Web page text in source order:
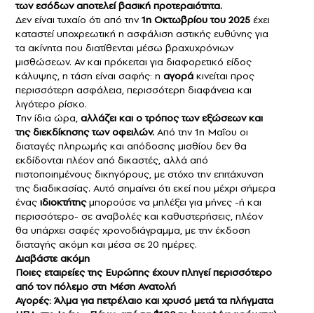
των εσόδων αποτελεί βασική προτεραιότητα.
Δεν είναι τυχαίο ότι από την1η Οκτωβρίου του 2025 έχει
καταστεί υποχρεωτική η ασφάλιση αστικής ευθύνης για
τα ακίνητα που διατίθενται μέσω βραχυχρόνιων
μισθώσεων. Αν και πρόκειται για διαφορετικό είδος
κάλυψης, η τάση είναι σαφής: η αγορά κινείται προς
περισσότερη ασφάλεια, περισσότερη διαφάνεια και
λιγότερο ρίσκο.
Την ίδια ώρα, αλλάζει και ο τρόπος των εξώσεων και
της διεκδίκησης των οφειλών. Από την 1η Μαΐου οι
διαταγές πληρωμής και απόδοσης μισθίου δεν θα
εκδίδονται πλέον από δικαστές, αλλά από
πιστοποιημένους δικηγόρους, με στόχο την επιτάχυνση
της διαδικασίας. Αυτό σημαίνει ότι εκεί που μέχρι σήμερα
ένας ιδιοκτήτηςμπορούσε να μπλέξει για μήνες -ή και
περισσότερο- σε αναβολές και καθυστερήσεις, πλέον
θα υπάρχει σαφές χρονοδιάγραμμα, με την έκδοση
διαταγής ακόμη και μέσα σε 20 ημέρες.
Διαβάστε ακόμη
Ποιες εταιρείες της Ευρώπης έχουν πληγεί περισσότερο
από τον πόλεμο στη Μέση Ανατολή
Αγορές: Άλμα για πετρέλαιο και χρυσό μετά τα πλήγματα